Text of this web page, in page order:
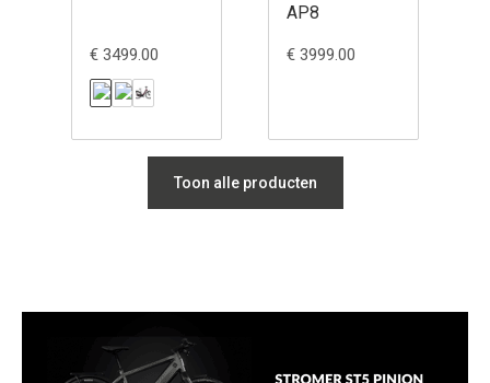
€ 3499.00
AP8
€ 3999.00
Toon alle producten